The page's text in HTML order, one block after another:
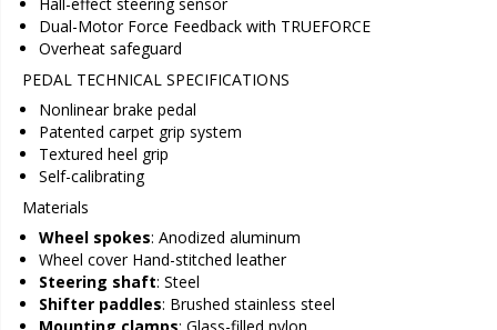
Dual-Motor Force Feedback with TRUEFORCE
Overheat safeguard
PEDAL TECHNICAL SPECIFICATIONS
Nonlinear brake pedal
Patented carpet grip system
Textured heel grip
Self-calibrating
Materials
Wheel spokes: Anodized aluminum
Wheel cover Hand-stitched leather
Steering shaft: Steel
Shifter paddles: Brushed stainless steel